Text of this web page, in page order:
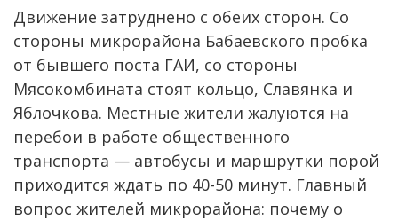
Движение затруднено с обеих сторон. Со
стороны микрорайона Бабаевского пробка
от бывшего поста ГАИ, со стороны
Мясокомбината стоят кольцо, Славянка и
Яблочкова. Местные жители жалуются на
перебои в работе общественного
транспорта — автобусы и маршрутки порой
приходится ждать по 40-50 минут. Главный
вопрос жителей микрорайона: почему о